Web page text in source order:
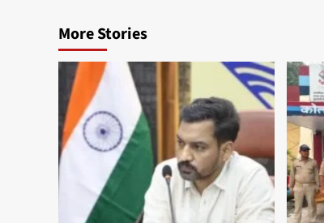
More Stories